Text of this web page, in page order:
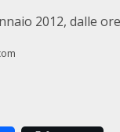
2012, dalle